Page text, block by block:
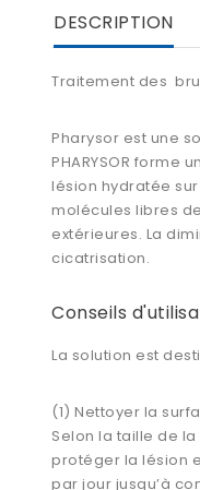
DESCRIPTION
Traitement des
Pharysor est une
PHARYSOR
lésion hydratée
molécules libres
extérieures. La
cicatrisation.
Conseils
La solution est
(1) Nettoyer la
Selon la taille de
protéger la lésion
par jour jusqu’à